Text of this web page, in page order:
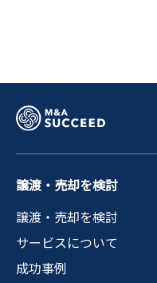
譲渡・売却を検討
譲渡・売却を検討
サービスについて
成功事例